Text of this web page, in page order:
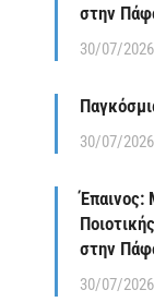
στην
30/07/2026
30/07/2026
Έπαινος:
στην
30/07/2026